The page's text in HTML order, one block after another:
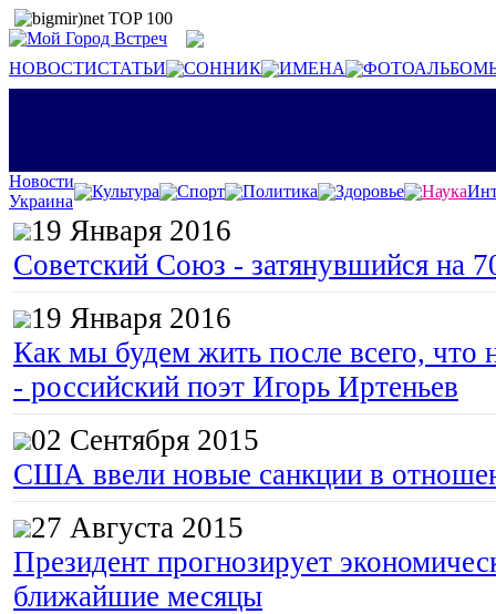
НОВОСТИСТАТЬИ СОННИК ИМЕНА
Новости
Украина
Культура Спорт Политика Здоровье Наука
19 Января 2016
Советский Союз - затянувшийся на
19 Января 2016
Как мы будем жить после всего, что
- российский поэт Игорь Иртеньев
02 Сентября 2015
США ввели новые санкции в
27 Августа 2015
Президент прогнозирует
ближайшие месяцы